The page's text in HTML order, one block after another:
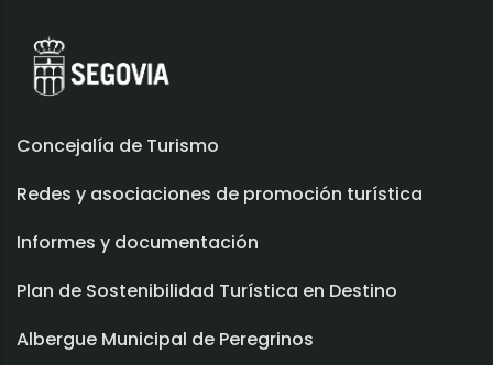
Concejalía de Turismo
Redes y asociaciones de promoción turística
Informes y documentación
Plan de Sostenibilidad Turística en Destino
Albergue Municipal de Peregrinos